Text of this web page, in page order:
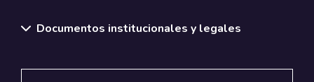
Documentos institucionales y legales